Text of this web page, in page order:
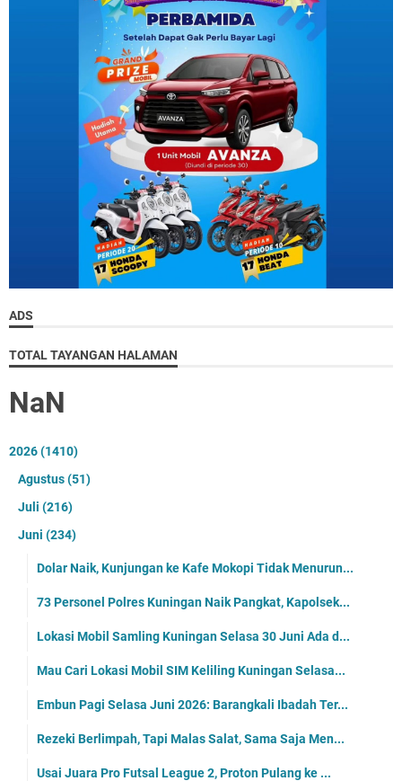
ADS
TOTAL TAYANGAN HALAMAN
NaN
2026(1410)
Agustus(51)
Juli (216)
Juni (234)
Dolar Naik, Kunjungan ke Kafe Mokopi Tidak Menurun...
73 Personel Polres Kuningan Naik Pangkat, Kapolsek...
Lokasi Mobil Samling Kuningan Selasa 30 Juni Ada d...
Mau Cari Lokasi Mobil SIM Keliling Kuningan Selasa...
Embun Pagi Selasa Juni 2026: Barangkali Ibadah Ter...
Rezeki Berlimpah, Tapi Malas Salat, Sama Saja Men...
Usai Juara Pro Futsal League 2, Proton Pulang ke ...